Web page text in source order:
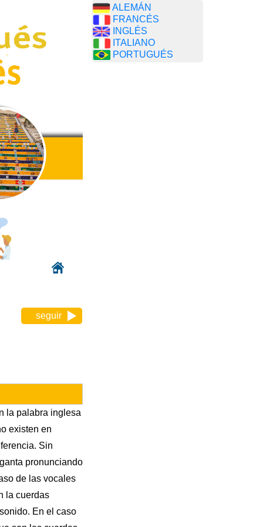
seguir
la palabra inglesa
existen en
Sin
pronunciando
de las vocales
la cuerdas
En el caso
ALEMÁN
FRANCÉS
INGLÉS
ITALIANO
PORTUGUÉS